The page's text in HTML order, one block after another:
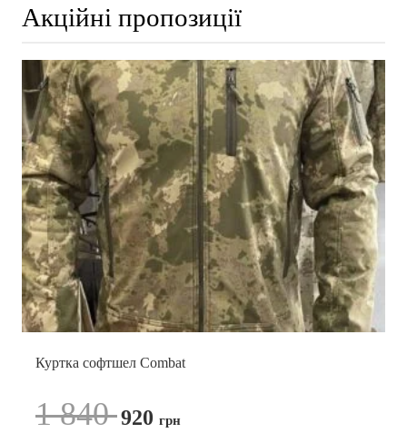
Акційні пропозиції
Куртка софтшел Combat
1 840920 грн